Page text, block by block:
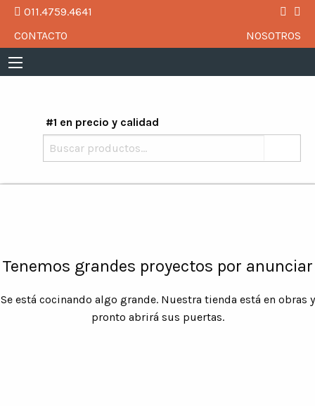
011.4759.4641
CONTACTO
NOSOTROS
#1 en precio y calidad
Tenemos grandes proyectos por anunciar
Se está cocinando algo grande. Nuestra tienda está en obras y
pronto abrirá sus puertas.